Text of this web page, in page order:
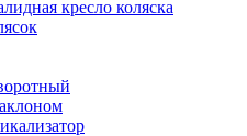
кресло коляска